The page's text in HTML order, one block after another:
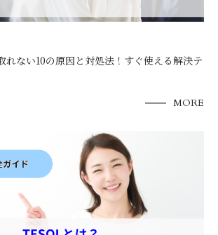
れない10の原因と対処法！すぐ使える解決テ
MORE